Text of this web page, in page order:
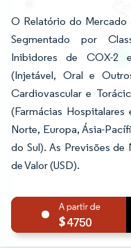
O Relatório do Mercado
Segmentado por
Inibidores de COX-2
(Injetável, Oral e
Cardiovascular e
(Farmácias
Norte, Europa, Ásia-
do Sul). As Previsões de
de Valor (USD).
4750